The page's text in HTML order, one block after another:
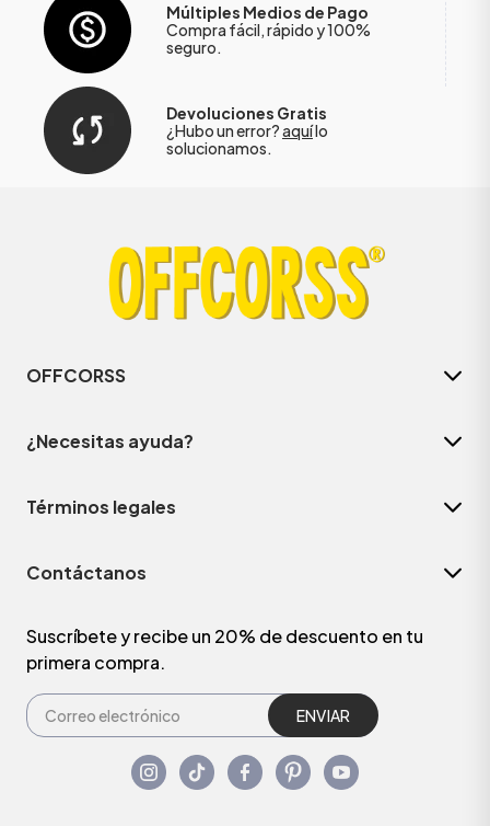
Múltiples Medios de Pago
Compra fácil, rápido y 100%
seguro.
Devoluciones Gratis
¿Hubo un error?aquílo
solucionamos.
OFFCORSS
¿Necesitas ayuda?
Términos legales
Contáctanos
Suscríbete y recibe un 20% de descuento en tu
primera compra.
ENVIAR